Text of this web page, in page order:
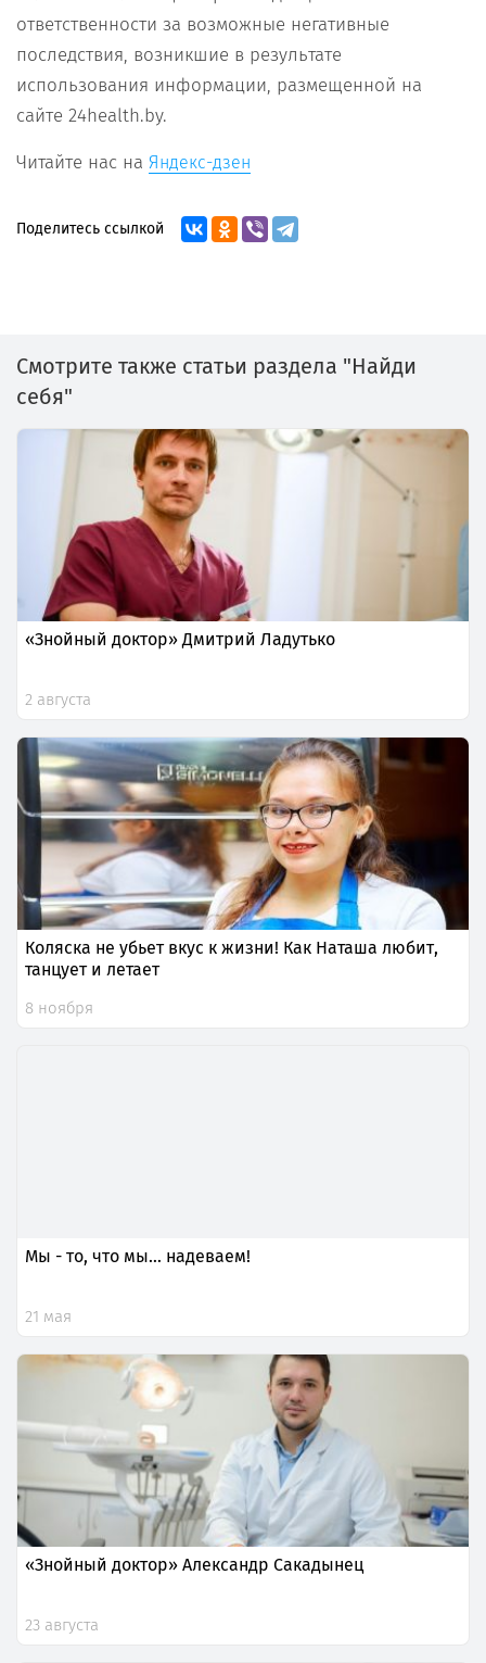
ответственности за возможные негативные
последствия, возникшие в результате
использования информации, размещенной на
сайте 24health.by.
Читайте нас на Яндекс-дзен
Поделитесь ссылкой
Смотрите также статьи раздела "Найди
себя"
«Знойный доктор» Дмитрий Ладутько
2 августа
Коляска не убьет вкус к жизни! Как Наташа любит,
танцует и летает
8 ноября
Мы - то, что мы… надеваем!
21 мая
«Знойный доктор» Александр Сакадынец
23 августа